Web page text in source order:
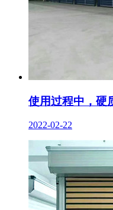
使用过程中，硬
2022-02-22